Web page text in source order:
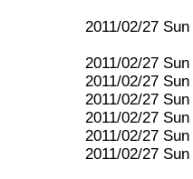
2011/02/27 Sun
2011/02/27 Sun
2011/02/27 Sun
2011/02/27 Sun
2011/02/27 Sun
2011/02/27 Sun
2011/02/27 Sun